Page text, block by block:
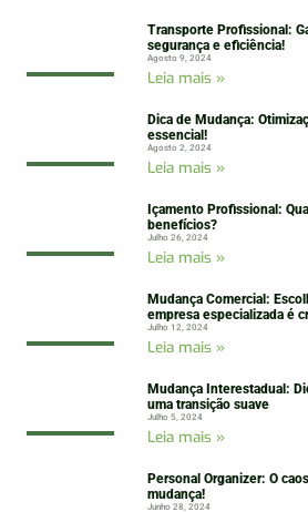
Transporte Profissional:
segurança e eficiência!
Agosto 9, 2024
Leia mais »
Dica de Mudança:
essencial!
Agosto 2, 2024
Leia mais »
Içamento Profissional:
benefícios?
Julho 26, 2024
Leia mais »
Mudança Comercial:
empresa especializada é
Julho 12, 2024
Leia mais »
Mudança Interestadual:
uma transição suave
Julho 5, 2024
Leia mais »
Personal Organizer: O
mudança!
Junho 28, 2024